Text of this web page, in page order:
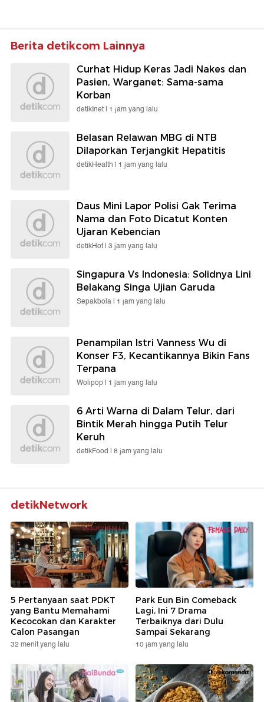
Berita detikcom Lainnya
Curhat Hidup Keras Jadi Nakes dan
Pasien, Warganet: Sama-sama
Korban
detikInet | 1 jam yang lalu
Belasan Relawan MBG di NTB
Dilaporkan Terjangkit Hepatitis
detikHealth | 1 jam yang lalu
Daus Mini Lapor Polisi Gak Terima
Nama dan Foto Dicatut Konten
Ujaran Kebencian
detikHot | 3 jam yang lalu
Singapura Vs Indonesia: Solidnya Lini
Belakang Singa Ujian Garuda
Sepakbola | 1 jam yang lalu
Penampilan Istri Vanness Wu di
Konser F3, Kecantikannya Bikin Fans
Terpana
Wolipop | 1 jam yang lalu
6 Arti Warna di Dalam Telur, dari
Bintik Merah hingga Putih Telur
Keruh
detikFood | 8 jam yang lalu
detikNetwork
5 Pertanyaan saat PDKT
yang Bantu Memahami
Kecocokan dan Karakter
Calon Pasangan
32 menit yang lalu
Park Eun Bin Comeback
Lagi, Ini 7 Drama
Terbaiknya dari Dulu
Sampai Sekarang
10 jam yang lalu